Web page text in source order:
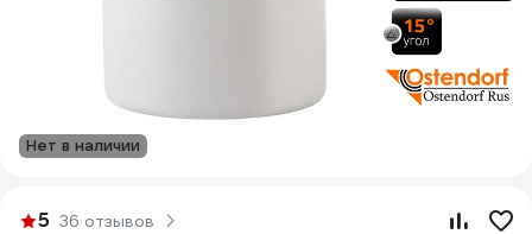
Нет в наличии
5 36 отзывов